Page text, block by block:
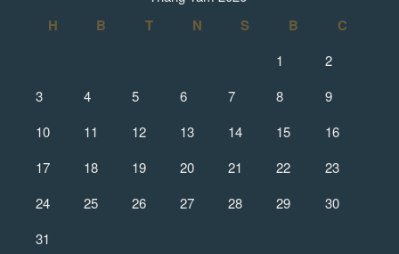
H B T N S B C
1
2
3
4 5 6 7 8
9
10
11 12 13 14 15
16
17
18 19 20 21 22
23
24
25 26 27 28 29
30
31